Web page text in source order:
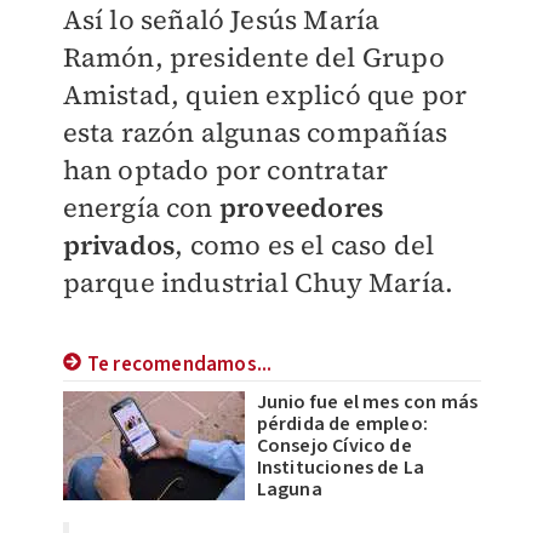
Así lo señaló Jesús María
Ramón, presidente del Grupo
Amistad, quien explicó que por
esta razón algunas compañías
han optado por contratar
energía con proveedores
privados, como es el caso del
parque industrial Chuy María.
Te recomendamos...
Junio fue el mes con más
pérdida de empleo:
Consejo Cívico de
Instituciones de La
Laguna